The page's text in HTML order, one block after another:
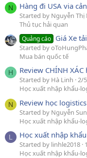
N Hàng đi USA via
Started by Nguyễn Thị
Thủ tục hải quan
Quảng cáo Giá Xe
Started by
Mua bán quốc tế
H Review CHÍNH
Started by Hà Linh 2/
Học xuất nhập khẩu-
N Review học
Started by Nguyễn
Học xuất nhập khẩu-
L Học xuất nhập
Started by linhle2018
Học xuất nhập khẩu-